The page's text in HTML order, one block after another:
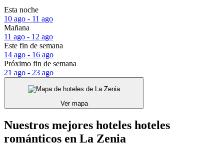
Esta noche
10 ago - 11 ago
Mañana
11 ago - 12 ago
Este fin de semana
14 ago - 16 ago
Próximo fin de semana
21 ago - 23 ago
Ver mapa
Nuestros mejores hoteles hoteles
románticos en La Zenia